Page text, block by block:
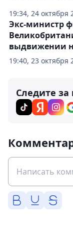
19:34, 24 октября
19:40, 23 октября
Экс-министр
выдвижении
Следите за